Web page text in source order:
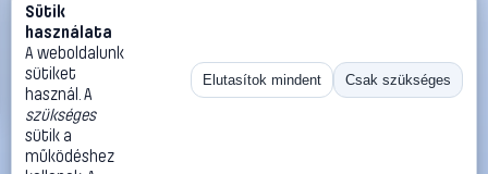
Programozható 3 fázisú beépíthető AC multiméter,
feszültség, áram, frekvencia, üzemóra, ENTES EPM-
06CS-96
ENTES Digitális beépíthető mérőműszerek
85 990 Ft
Kosárba
Sütik
használata
A weboldalunk
sütiket
használ. A
szükséges
sütik a
működéshez
Elutasítok mindent Csak szükséges